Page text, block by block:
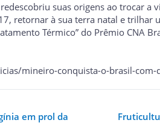
suas origens ao trocar a
retornar à sua terra natal e
Térmico” do Prêmio CNA
mineiro-conquista-o-brasil-com-
em prol da